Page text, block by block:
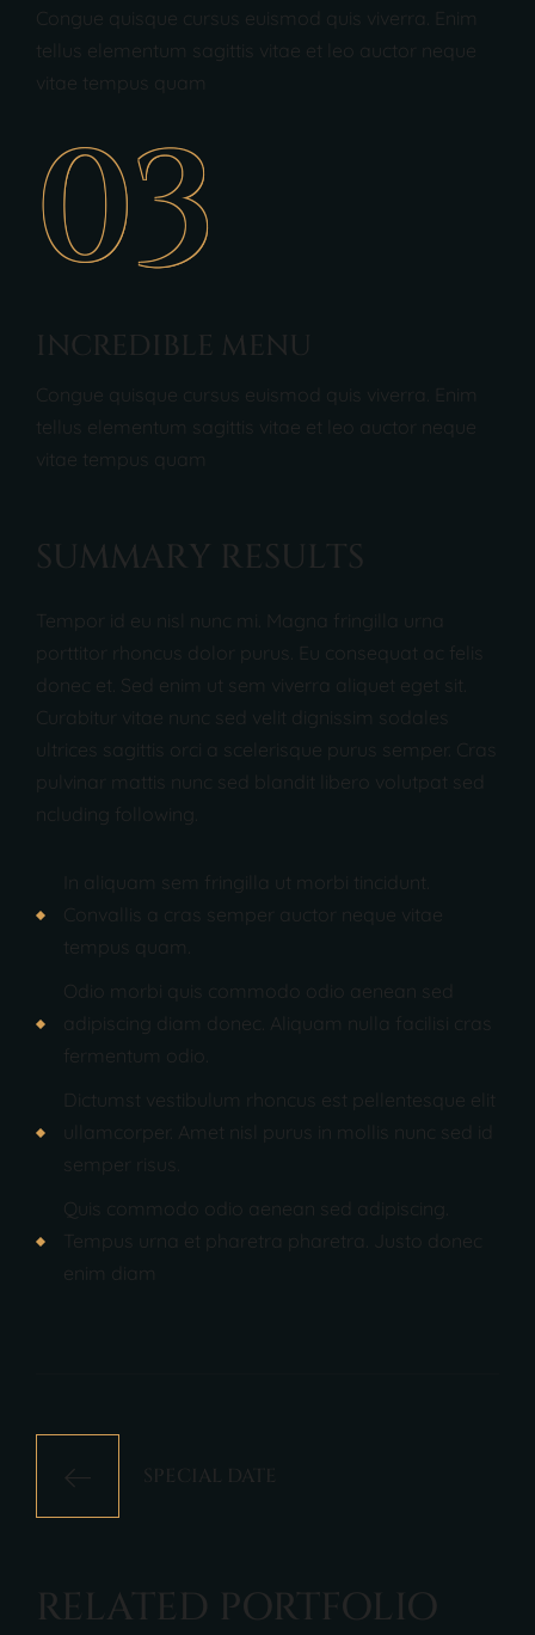
Congue quisque cursus euismod quis viverra. Enim
tellus elementum sagittis vitae et leo auctor neque
vitae tempus quam
03
INCREDIBLE MENU
Congue quisque cursus euismod quis viverra. Enim
tellus elementum sagittis vitae et leo auctor neque
vitae tempus quam
SUMMARY RESULTS
Tempor id eu nisl nunc mi. Magna fringilla urna
porttitor rhoncus dolor purus. Eu consequat ac felis
donec et. Sed enim ut sem viverra aliquet eget sit.
Curabitur vitae nunc sed velit dignissim sodales
ultrices sagittis orci a scelerisque purus semper. Cras
pulvinar mattis nunc sed blandit libero volutpat sed
ncluding following.
In aliquam sem fringilla ut morbi tincidunt.
Convallis a cras semper auctor neque vitae
tempus quam.
Odio morbi quis commodo odio aenean sed
adipiscing diam donec. Aliquam nulla facilisi cras
fermentum odio.
Dictumst vestibulum rhoncus est pellentesque elit
ullamcorper. Amet nisl purus in mollis nunc sed id
semper risus.
Quis commodo odio aenean sed adipiscing.
Tempus urna et pharetra pharetra. Justo donec
enim diam
SPECIAL DATE
RELATED PORTFOLIO